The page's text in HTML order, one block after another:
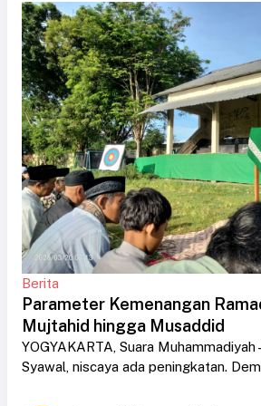
Berita
Parameter Kemenangan
Mujtahid hingga Musaddid
YOGYAKARTA, Suara Muhammadiyah
Syawal, niscaya ada peningkatan.